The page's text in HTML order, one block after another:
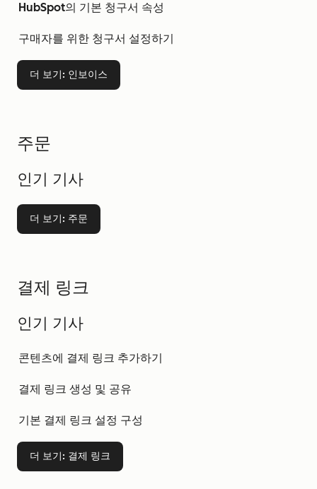
HubSpot의 기본 청구서 속성
구매자를 위한 청구서 설정하기
더 보기: 인보이스
주문
인기 기사
더 보기: 주문
결제 링크
인기 기사
콘텐츠에 결제 링크 추가하기
결제 링크 생성 및 공유
기본 결제 링크 설정 구성
더 보기: 결제 링크